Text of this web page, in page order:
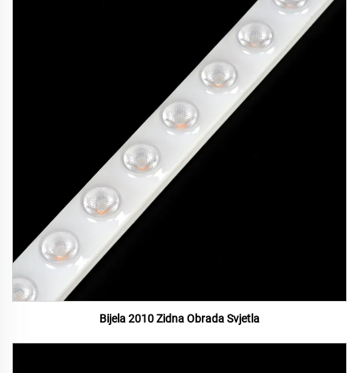
Bijela 2010 Zidna Obrada Svjetla